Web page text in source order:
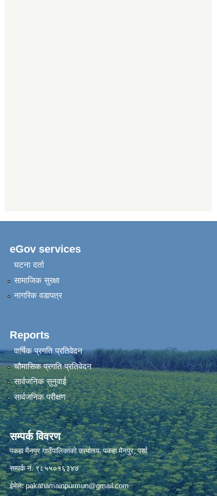
eGov services
घटना दर्ता
सामाजिक सुरक्षा
नागरिक वडापत्र
Reports
वार्षिक प्रगति प्रतिवेदन
चौमासिक प्रगति प्रतिवेदन
सार्वजनिक सुनुवाई
सार्वजनिक परीक्षण
सम्पर्क विवरण
पकहा मैनपुर गाउँपालिकाको कार्यालय, पकहा मैनपुर, पर्सा
सम्पर्क नं. ९८५५०१६३४७
ईमेल:pakahamainpurmun@gmail.com